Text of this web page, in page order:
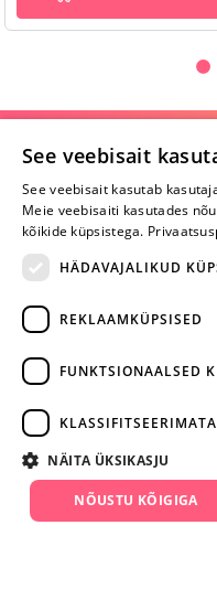
Selle toote
Kirjuta
See veebisait
See veebisait kasutab
Meie veebisaiti kasutades
kõikide küpsistega.
HÄDAVAJALIKUD
REKLAAMKÜPSISED
FUNKTSIONAALSED
NÄITA ÜKSIKASJU
NÕUSTU KÕIGIGA